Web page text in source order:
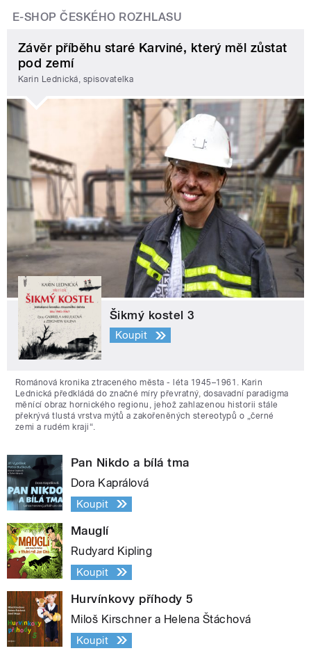
E-SHOP ČESKÉHO ROZHLASU
Závěr příběhu staré Karviné, který měl zůstat
pod zemí
Karin Lednická, spisovatelka
Šikmý kostel 3
Koupit
Románová kronika ztraceného města - léta 1945–1961. Karin
Lednická předkládá do značné míry převratný, dosavadní paradigma
měnící obraz hornického regionu, jehož zahlazenou historii stále
překrývá tlustá vrstva mýtů a zakořeněných stereotypů o „černé
zemi a rudém kraji“.
Pan Nikdo a bílá tma
Dora Kaprálová
Koupit
Mauglí
Rudyard Kipling
Koupit
Hurvínkovy příhody 5
Miloš Kirschner a Helena Štáchová
Koupit